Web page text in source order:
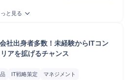
っと見る
社出身者多数！未経験からITコン
アを拡げるチャンス
IT戦略策定
マネジメント